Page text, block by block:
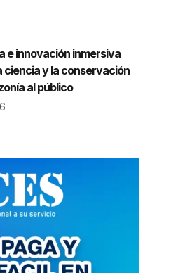
e innovación inmersiva
ciencia y la conservación
al público